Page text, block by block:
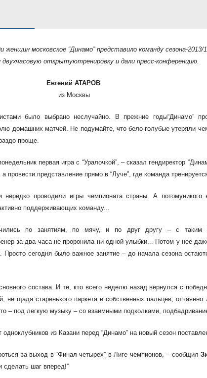
женщин московское “Динамо”представило команду сезона-
двухчасовую открытуютренировку и дали пресс-конференцию.
Евгений АТАРОВ
из Москвы
было выбрано неслучайно. В прежние годы“Динамо”
домашних матчей. Не подумайте, что бело-голубые утеряли
проще.
первая игра с “Уралочкой”, – сказал гендиректор
провести представление прямо в “Луче”, где команда
проводили игры чемпионата страны. А потомуникого
поддерживающих команду...
по занятиям, по мячу, и по друг другу –с таким
за два часа не проронила ни одной улыбки... Потом у нее
Простосегодня было важное занятие – до начала сезона
состава. И те, кто всего неделю назад вернулсяс
не щадя старенького паркета и собственных пальцев,
– под легкую музыку – со взаимными подколками,
одноклубников из Казани перед “Динамо” на новый сезон
за выход в “Финалчетырех” в Лиге чемпионов, – сообщил
сделать шаг вперед!”